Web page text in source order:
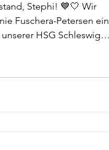
Stephi! 💙🤍 Wir
Fuschera-Petersen ein
HSG Schleswig
Zu ihren Aufgaben
und interne